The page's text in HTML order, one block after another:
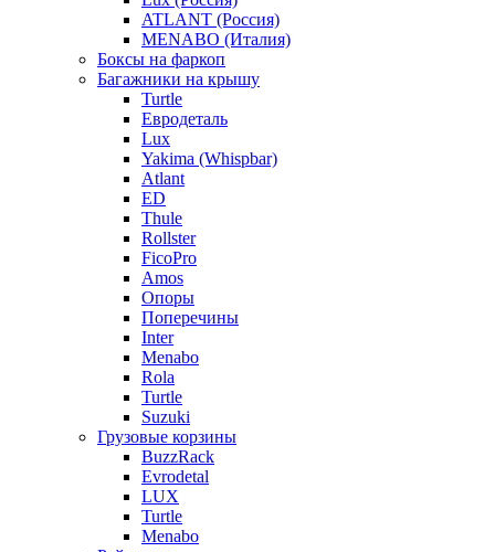
ATLANT (Россия)
MENABO (Италия)
Боксы на фаркоп
Багажники на крышу
Turtle
Евродеталь
Lux
Yakima (Whispbar)
Atlant
ED
Thule
Rollster
FicoPro
Amos
Опоры
Поперечины
Inter
Menabo
Rola
Turtle
Suzuki
Грузовые корзины
BuzzRack
Evrodetal
LUX
Turtle
Menabo